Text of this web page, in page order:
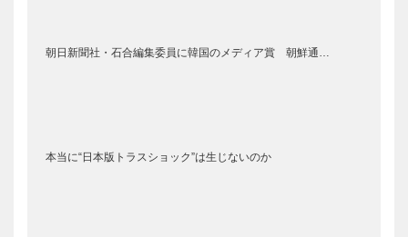
朝日新聞社・石合編集委員に韓国のメディア賞 朝鮮通…
本当に“日本版トラスショック”は生じないのか